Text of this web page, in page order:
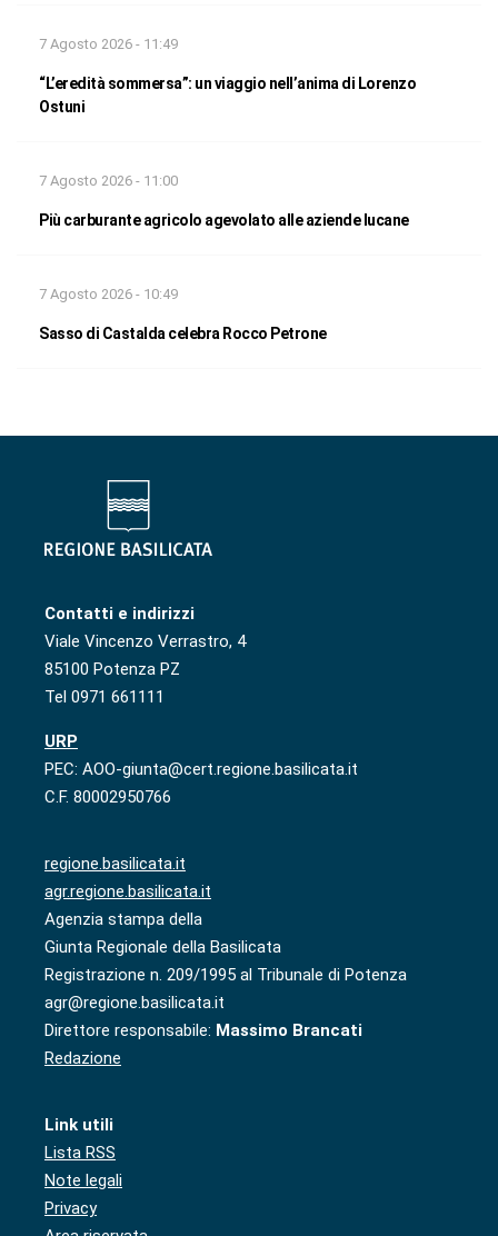
7 Agosto 2026 - 11:49
“L’eredità sommersa”: un viaggio nell’anima di Lorenzo
Ostuni
7 Agosto 2026 - 11:00
Più carburante agricolo agevolato alle aziende lucane
7 Agosto 2026 - 10:49
Sasso di Castalda celebra Rocco Petrone
Contatti e indirizzi
Viale Vincenzo Verrastro, 4
85100 Potenza PZ
Tel 0971 661111
URP
PEC: AOO-giunta@cert.regione.basilicata.it
C.F. 80002950766
regione.basilicata.it
agr.regione.basilicata.it
Agenzia stampa della
Giunta Regionale della Basilicata
Registrazione n. 209/1995 al Tribunale di Potenza
agr@regione.basilicata.it
Direttore responsabile: Massimo Brancati
Redazione
Link utili
Lista RSS
Note legali
Privacy